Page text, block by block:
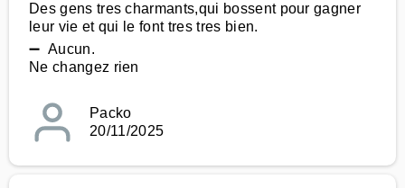
Des gens tres charmants,qui bossent pour gagner
leur vie et qui le font tres tres bien.
➖ Aucun.
Ne changez rien
Packo
20/11/2025